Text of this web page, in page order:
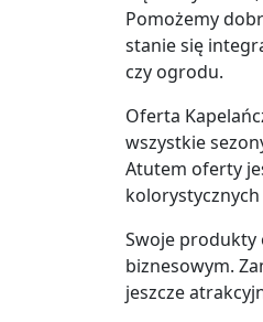
Pomożemy
stanie się
czy ogrodu.
Oferta
wszystkie
Atutem oferty
Swoje produkty
biznesowym.
jeszcze